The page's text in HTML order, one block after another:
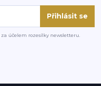
Přihlásit se
za účelem rozesílky newsletteru.